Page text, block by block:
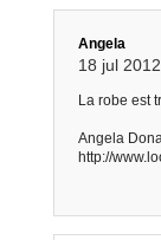
Angela
18 jul
La robe est
Angela
http://